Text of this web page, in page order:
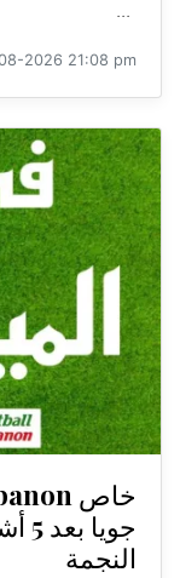
...
2026 21:08 pm
النجمة